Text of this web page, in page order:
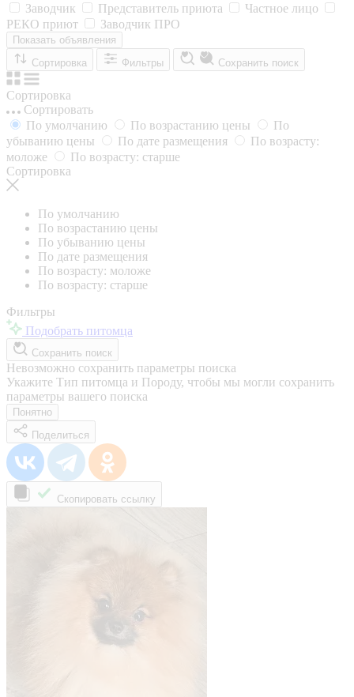
Заводчик
Представитель приюта
Частное лицо
РЕКО приют
Заводчик ПРО
Показать объявления
Сортировка
Фильтры Сохранить поиск
Сортировка
Сортировать
По умолчанию
По возрастанию цены
По
убыванию цены
По дате размещения
По возрасту:
моложе
По возрасту: старше
Сортировка
По умолчанию
По возрастанию цены
По убыванию цены
По дате размещения
По возрасту: моложе
По возрасту: старше
Фильтры
Подобрать питомца
Сохранить поиск
Невозможно сохранить параметры поиска
Укажите Тип питомца и Породу, чтобы мы могли сохранить
параметры вашего поиска
Понятно
Поделиться
Скопировать ссылку